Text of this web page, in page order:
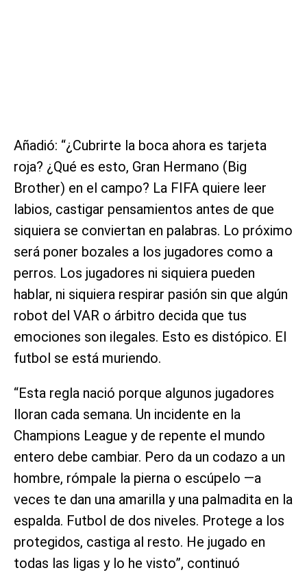
Añadió: “¿Cubrirte la boca ahora es tarjeta
roja? ¿Qué es esto, Gran Hermano (Big
Brother) en el campo? La FIFA quiere leer
labios, castigar pensamientos antes de que
siquiera se conviertan en palabras. Lo próximo
será poner bozales a los jugadores como a
perros. Los jugadores ni siquiera pueden
hablar, ni siquiera respirar pasión sin que algún
robot del VAR o árbitro decida que tus
emociones son ilegales. Esto es distópico. El
futbol se está muriendo.
“Esta regla nació porque algunos jugadores
lloran cada semana. Un incidente en la
Champions League y de repente el mundo
entero debe cambiar. Pero da un codazo a un
hombre, rómpale la pierna o escúpelo —a
veces te dan una amarilla y una palmadita en la
espalda. Futbol de dos niveles. Protege a los
protegidos, castiga al resto. He jugado en
todas las ligas y lo he visto”, continuó